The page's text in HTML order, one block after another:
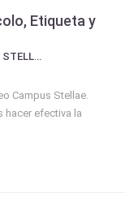
Etiqueta y
INSTITUTO EUROPEO CAMPUS STELLAE
Campus Stellae.
hacer efectiva la